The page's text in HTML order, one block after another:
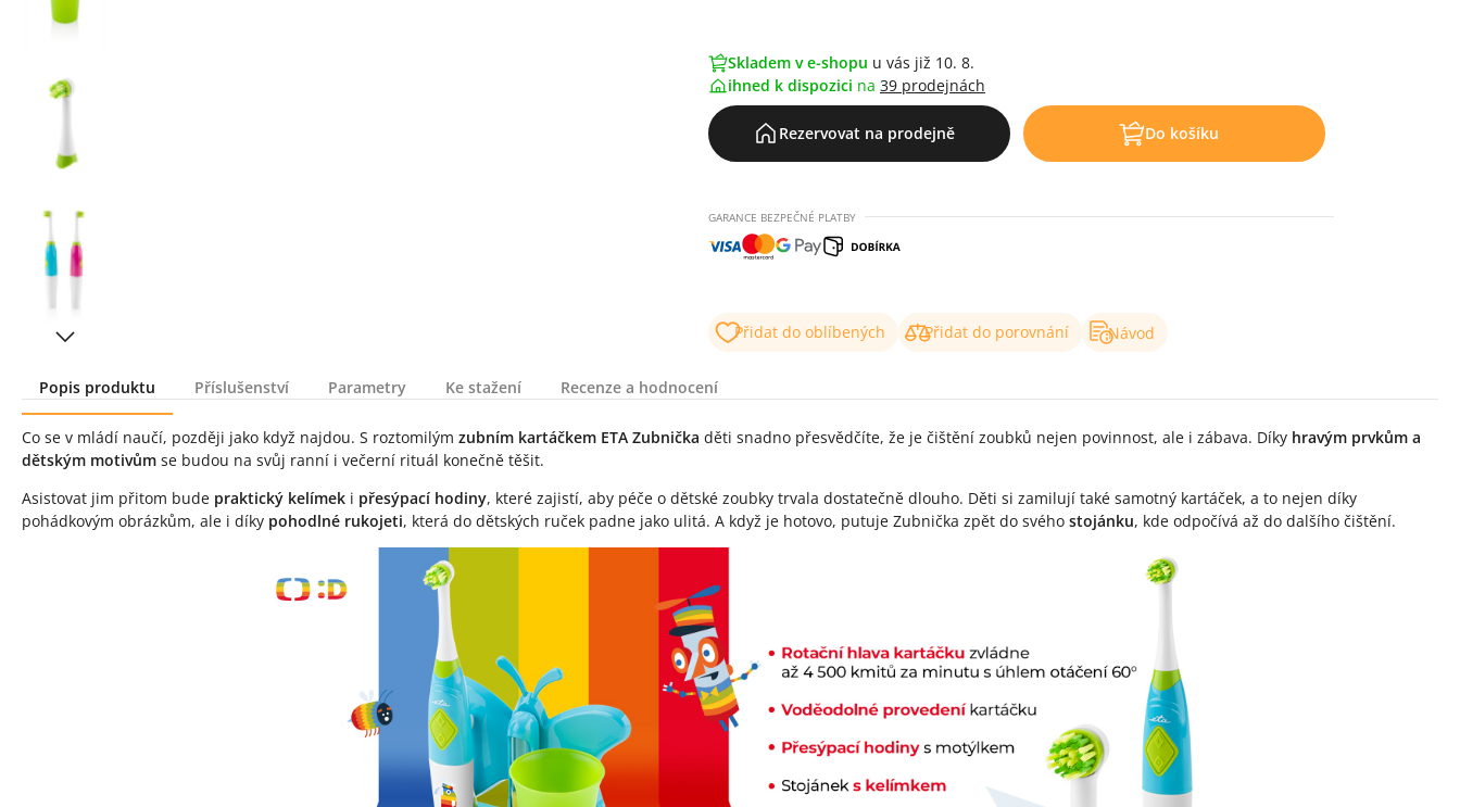
Skladem v e-shopu u vás již 10. 8.
ihned k dispozici na 39 prodejnách
Rezervovat na prodejně Do košíku
GARANCE BEZPEČNÉ PLATBY
Přidat do oblíbených Přidat do porovnání Návod
Popis produktu Příslušenství Parametry Ke stažení Recenze a hodnocení
Popis produktu
Co se v mládí naučí, později jako když najdou. S roztomilým zubním kartáčkem ETA Zubnička děti snadno přesvědčíte, že je čištění zoubků nejen povinnost, ale i zábava. Díky hravým prvkům a
dětským motivům se budou na svůj ranní i večerní rituál konečně těšit.
Asistovat jim přitom bude praktický kelímek i přesýpací hodiny, které zajistí, aby péče o dětské zoubky trvala dostatečně dlouho. Děti si zamilují také samotný kartáček, a to nejen díky
pohádkovým obrázkům, ale i díky pohodlné rukojeti, která do dětských ruček padne jako ulitá. A když je hotovo, putuje Zubnička zpět do svého stojánku, kde odpočívá až do dalšího čištění.